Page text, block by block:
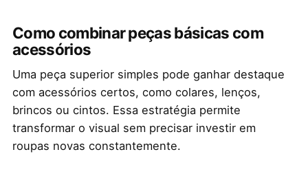
Como combinar peças básicas com
acessórios
Uma peça superior simples pode ganhar destaque
com acessórios certos, como colares, lenços,
brincos ou cintos. Essa estratégia permite
transformar o visual sem precisar investir em
roupas novas constantemente.